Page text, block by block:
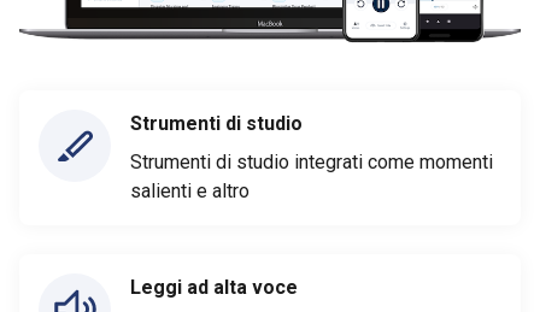
Strumenti di studio
Strumenti di studio integrati come momenti
salienti e altro
Leggi ad alta voce